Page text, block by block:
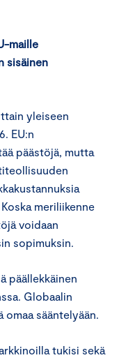
maille
sisäinen
yleiseen
EU:n
päästöjä, mutta
meriliikenne
voidaan
sopimuksin.
päällekkäinen
Globaalin
omaa sääntelyään.
tukisi sekä